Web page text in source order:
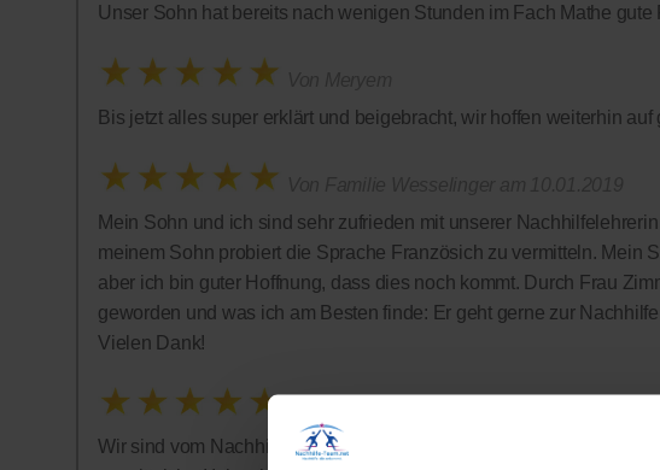
Unser Sohn hat bereits nach wenigen Stunden im Fach Mathe gute
Bis jetzt alles super erklärt und beigebracht, wir hoffen weiterhin
Mein Sohn und ich sind sehr zufrieden mit unserer
meinem Sohn probiert die Sprache Französich zu vermitteln. Mein
aber ich bin guter Hoffnung, dass dies noch kommt. Durch Frau
geworden und was ich am Besten finde: Er geht gerne zur
Vielen Dank!
Wir sind vom Nachhilfe-Team restlos begeistert: Tolle